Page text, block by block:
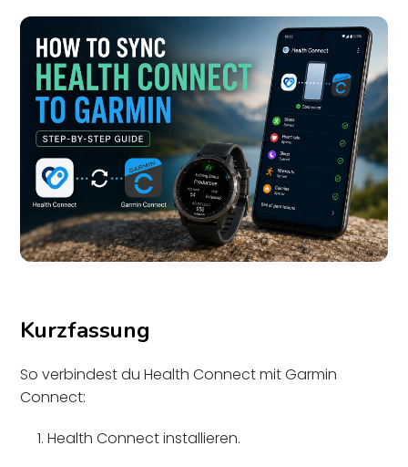
Kurzfassung
So verbindest du Health Connect mit Garmin
Connect:
Health Connect installieren.